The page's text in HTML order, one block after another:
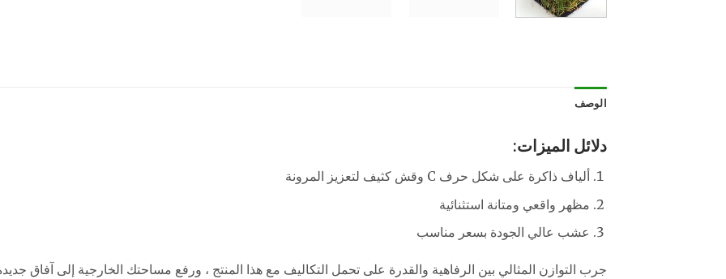
الوصف
دلائل الميزات:
ألياف ذاكرة على شكل حرف C وقش كثيف لتعزيز المرونة
مظهر واقعي ومتانة استثنائية
عشب عالي الجودة بسعر مناسب
جرب التوازن المثالي بين الرفاهية والقدرة على تحمل التكاليف مع هذا المنتج ، ورفع مساحتك الخارجية إلى آفاق